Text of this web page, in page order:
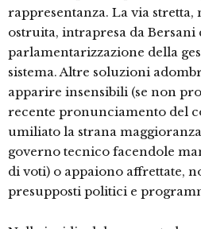
rappresentanza. La via stretta,
ostruita, intrapresa da Bersani
parlamentarizzazione della
sistema. Altre soluzioni
apparire insensibili (se non
recente pronunciamento del
umiliato la strana
governo tecnico facendole
di voti) o appaiono affrettate,
presupposti politici e